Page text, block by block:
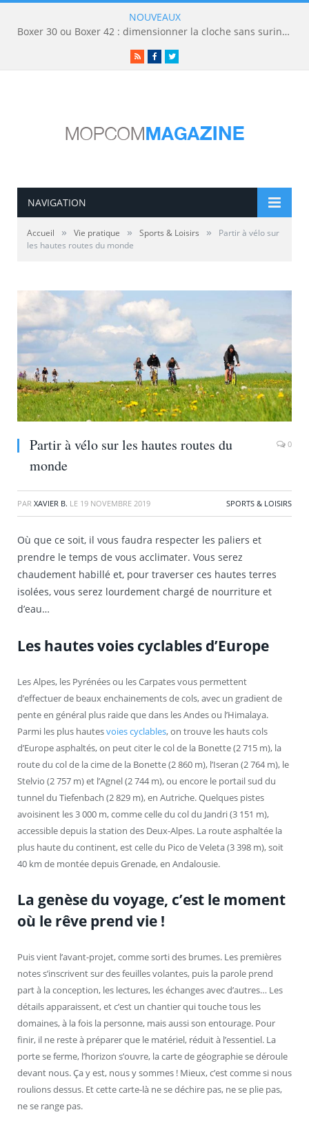
NOUVEAUX
Boxer 30 ou Boxer 42 : dimensionner la cloche sans surinvestir
RSSFacebookTwitter
NAVIGATION
Accueil » Vie pratique » Sports & Loisirs »
Partir à vélo sur
les hautes routes du monde
Partir à vélo sur les hautes routes du
monde
0
PAR XAVIER B. LE 19 NOVEMBRE 2019 SPORTS & LOISIRS
Où que ce soit, il vous faudra respecter les paliers et
prendre le temps de vous acclimater. Vous serez
chaudement habillé et, pour traverser ces hautes terres
isolées, vous serez lourdement chargé de nourriture et
d’eau…
Les hautes voies cyclables d’Europe
Les Alpes, les Pyrénées ou les Carpates vous permettent
d’effectuer de beaux enchainements de cols, avec un gradient de
pente en général plus raide que dans les Andes ou l’Himalaya.
Parmi les plus hautesvoies cyclables, on trouve les hauts cols
d’Europe asphaltés, on peut citer le col de la Bonette (2 715 m), la
route du col de la cime de la Bonette (2 860 m), l’Iseran (2 764 m), le
Stelvio (2 757 m) et l’Agnel (2 744 m), ou encore le portail sud du
tunnel du Tiefenbach (2 829 m), en Autriche. Quelques pistes
avoisinent les 3 000 m, comme celle du col du Jandri (3 151 m),
accessible depuis la station des Deux-Alpes. La route asphaltée la
plus haute du continent, est celle du Pico de Veleta (3 398 m), soit
40 km de montée depuis Grenade, en Andalousie.
La genèse du voyage, c’est le moment
où le rêve prend vie !
Puis vient l’avant-projet, comme sorti des brumes. Les premières
notes s’inscrivent sur des feuilles volantes, puis la parole prend
part à la conception, les lectures, les échanges avec d’autres… Les
détails apparaissent, et c’est un chantier qui touche tous les
domaines, à la fois la personne, mais aussi son entourage. Pour
finir, il ne reste à préparer que le matériel, réduit à l’essentiel. La
porte se ferme, l’horizon s’ouvre, la carte de géographie se déroule
devant nous. Ça y est, nous y sommes ! Mieux, c’est comme si nous
roulions dessus. Et cette carte-là ne se déchire pas, ne se plie pas,
ne se range pas.